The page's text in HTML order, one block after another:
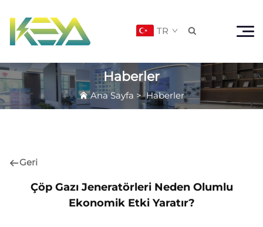
TR 
Haberler
Ana Sayfa >Haberler
Geri
Çöp Gazı Jeneratörleri Neden Olumlu
Ekonomik Etki Yaratır?